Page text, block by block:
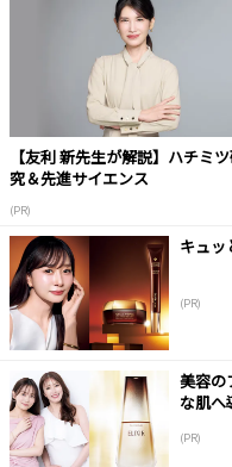
【友利 新先生が解説】ハチミ
究＆先進サイエンス
(PR)
キュッ
(PR)
美容の
な肌へ
(PR)